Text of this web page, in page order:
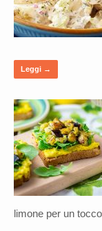
Leggi →
limone per un